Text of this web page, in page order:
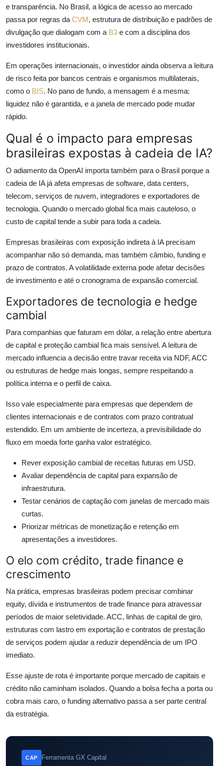
e transparência. No Brasil, a lógica de acesso ao mercado
passa por regras da CVM, estrutura de distribuição e padrões de
divulgação que dialogam com a B3 e com a disciplina dos
investidores institucionais.
Em operações internacionais, o investidor ainda observa a leitura
de risco feita por bancos centrais e organismos multilaterais,
como o BIS. No pano de fundo, a mensagem é a mesma:
liquidez não é garantida, e a janela de mercado pode mudar
rápido.
Qual é o impacto para empresas
brasileiras expostas à cadeia de IA?
O adiamento da OpenAI importa também para o Brasil porque a
cadeia de IA já afeta empresas de software, data centers,
telecom, serviços de nuvem, integradores e exportadores de
tecnologia. Quando o mercado global fica mais cauteloso, o
custo de capital tende a subir para toda a cadeia.
Empresas brasileiras com exposição indireta à IA precisam
acompanhar não só demanda, mas também câmbio, funding e
prazo de contratos. A volatilidade externa pode afetar decisões
de investimento e até o cronograma de expansão comercial.
Exportadores de tecnologia e hedge
cambial
Para companhias que faturam em dólar, a relação entre abertura
de capital e proteção cambial fica mais sensível. A leitura de
mercado influencia a decisão entre travar receita via NDF, ACC
ou estruturas de hedge mais longas, sempre respeitando a
política interna e o perfil de caixa.
Isso vale especialmente para empresas que dependem de
clientes internacionais e de contratos com prazo contratual
estendido. Em um ambiente de incerteza, a previsibilidade do
fluxo em moeda forte ganha valor estratégico.
Rever exposição cambial de receitas futuras em USD.
Avaliar dependência de capital para expansão de
infraestrutura.
Testar cenários de captação com janelas de mercado mais
curtas.
Priorizar métricas de monetização e retenção em
apresentações a investidores.
O elo com crédito, trade finance e
crescimento
Na prática, empresas brasileiras podem precisar combinar
equity, dívida e instrumentos de trade finance para atravessar
períodos de maior seletividade. ACC, linhas de capital de giro,
estruturas com lastro em exportação e contratos de prestação
de serviços podem ajudar a reduzir dependência de um IPO
imediato.
Esse ajuste de rota é importante porque mercado de capitais e
crédito não caminham isolados. Quando a bolsa fecha a porta ou
cobra mais caro, o funding alternativo passa a ser parte central
da estratégia.
CAP Ferramenta GX Capital